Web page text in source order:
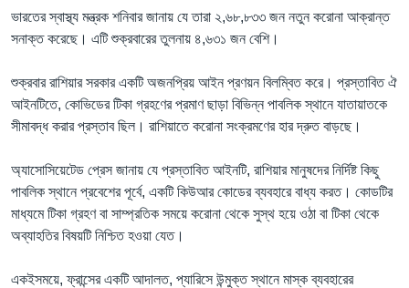
ভারতের স্বাস্থ্য মন্ত্রক শনিবার জানায় যে তারা ২,৬৮,৮৩৩ জন নতুন করোনা আক্রান্ত
সনাক্ত করেছে। এটি শুক্রবারের তুলনায় ৪,৬৩১ জন বেশি।
শুক্রবার রাশিয়ার সরকার একটি অজনপ্রিয় আইন প্রণয়ন বিলম্বিত করে। প্রস্তাবিত ঐ
আইনটিতে, কোভিডের টিকা গ্রহণের প্রমাণ ছাড়া বিভিন্ন পাবলিক স্থানে যাতায়াতকে
সীমাবদ্ধ করার প্রস্তাব ছিল। রাশিয়াতে করোনা সংক্রমণের হার দ্রুত বাড়ছে।
অ্যাসোসিয়েটেড প্রেস জানায় যে প্রস্তাবিত আইনটি, রাশিয়ার মানুষদের নির্দিষ্ট কিছু
পাবলিক স্থানে প্রবেশের পূর্বে, একটি কিউআর কোডের ব্যবহারে বাধ্য করত। কোডটির
মাধ্যমে টিকা গ্রহণ বা সাম্প্রতিক সময়ে করোনা থেকে সুস্থ হয়ে ওঠা বা টিকা থেকে
অব্যাহতির বিষয়টি নিশ্চিত হওয়া যেত।
একইসময়ে, ফ্রান্সের একটি আদালত, প্যারিসে উন্মুক্ত স্থানে মাস্ক ব্যবহারের